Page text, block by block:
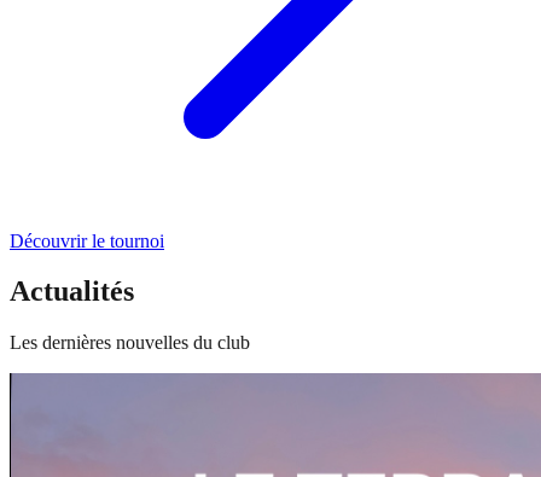
Découvrir le tournoi
Actualités
Les dernières nouvelles du club